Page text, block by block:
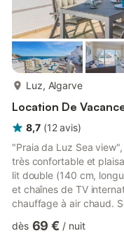
Luz, Algarve
Location De
8,7 (12 avis)
"Praia da Luz Sea
très confortable et
lit double (140 cm,
et chaînes de TV
chauffage à air chaud.
chauffage à air chaud.
dès 69 € / nuit